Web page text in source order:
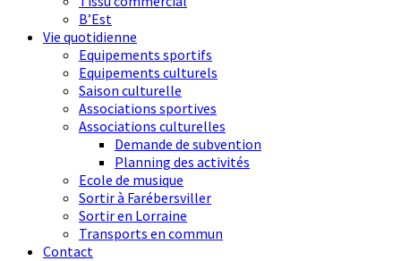
B’Est
Vie quotidienne
Equipements sportifs
Equipements culturels
Saison culturelle
Associations sportives
Associations culturelles
Demande de subvention
Planning des activités
Ecole de musique
Sortir à Farébersviller
Sortir en Lorraine
Transports en commun
Contact